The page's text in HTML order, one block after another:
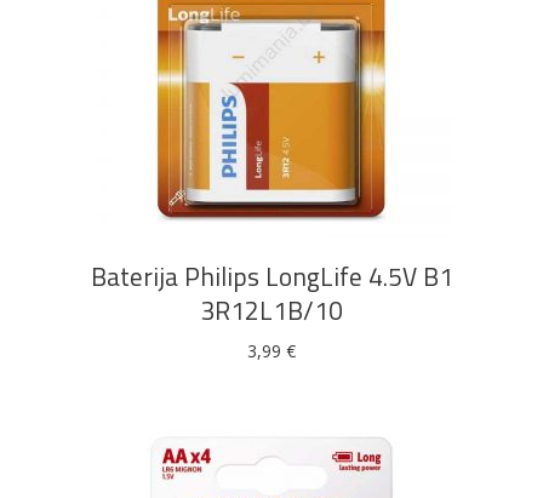
DODAJ U KOŠARICU
Baterija Philips LongLife 4.5V B1
3R12L1B/10
3,99 €